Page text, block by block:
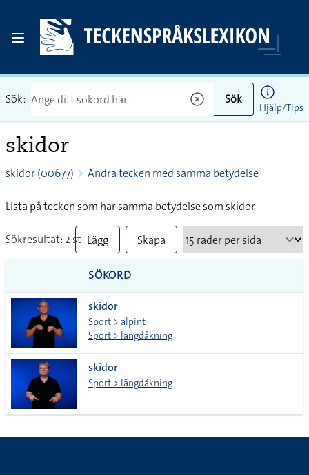
Sök: Sök
Hjälp/Tips
skidor
skidor (00677) Andra tecken med samma betydelse
Lista på tecken som har samma betydelse som skidor
Sökresultat: 2 st Lägg
till
alla i
lista
Skapa
SÖKORD
skidor
Sport > alpint
Sport > längdåkning
skidor
Sport > längdåkning